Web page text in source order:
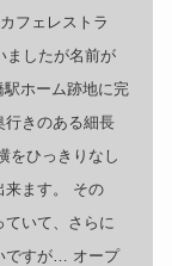
フェレストラ
ましたが名前が
ホーム跡地に完
行きのある細長
をひっきりなし
来ます。 その
ていて、さらに
ですが… オープ